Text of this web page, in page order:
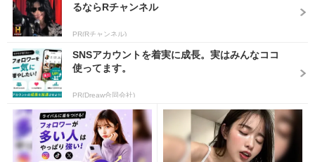
るならRチャンネル
PR(Rチャンネル)
SNSアカウントを着実に成長。実はみんなココ
使ってます。
PR(Dreaw合同会社)